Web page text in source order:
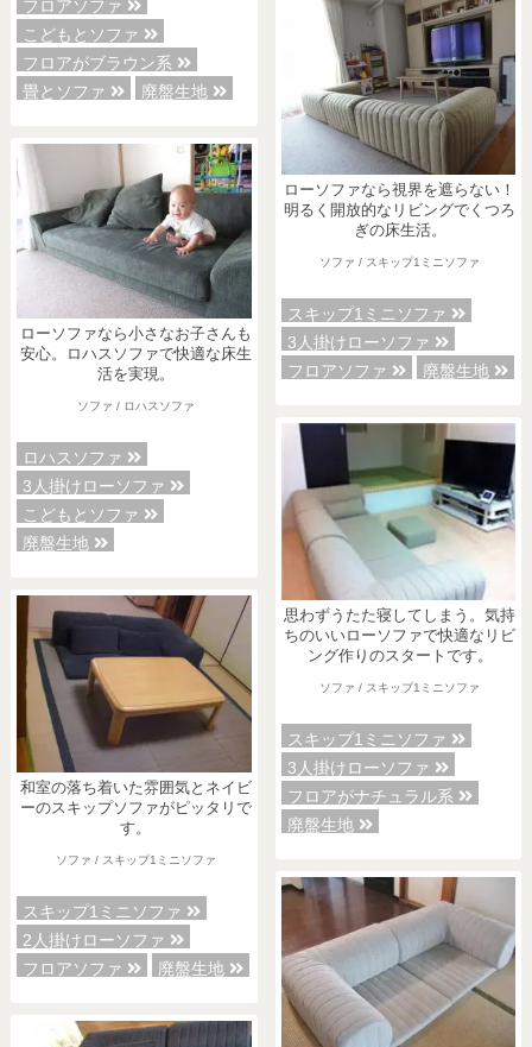
フロアソファ
こどもとソファ
フロアがブラウン系
畳とソファ
廃盤生地
ローソファなら小さなお子さんも
安心。ロハスソファで快適な床生
活を実現。
ソファ / ロハスソファ
ロハスソファ
3人掛けローソファ
こどもとソファ
廃盤生地
和室の落ち着いた雰囲気とネイビ
ーのスキップソファがピッタリで
す。
ソファ / スキップ1ミニソファ
スキップ1ミニソファ
2人掛けローソファ
フロアソファ
廃盤生地
ローソファなら視界を遮らない！
明るく開放的なリビングでくつろ
ぎの床生活。
ソファ / スキップ1ミニソファ
スキップ1ミニソファ
3人掛けローソファ
フロアソファ
廃盤生地
思わずうたた寝してしまう。気持
ちのいいローソファで快適なリビ
ング作りのスタートです。
ソファ / スキップ1ミニソファ
スキップ1ミニソファ
3人掛けローソファ
フロアがナチュラル系
廃盤生地